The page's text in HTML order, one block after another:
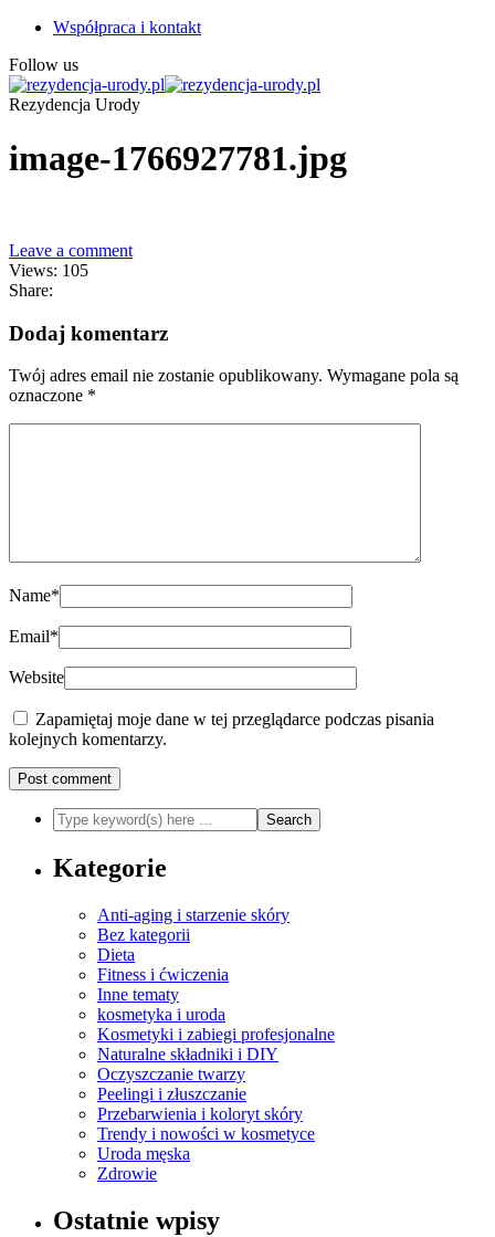
Współpraca i kontakt
Follow us
Rezydencja Urody
image-1766927781.jpg
Leave a comment
Views: 105
Share:
Dodaj komentarz
Twój adres email nie zostanie opublikowany. Wymagane pola są
oznaczone *
Name*
Email*
Website
Zapamiętaj moje dane w tej przeglądarce podczas pisania
kolejnych komentarzy.
Kategorie
Anti-aging i starzenie skóry
Bez kategorii
Dieta
Fitness i ćwiczenia
Inne tematy
kosmetyka i uroda
Kosmetyki i zabiegi profesjonalne
Naturalne składniki i DIY
Oczyszczanie twarzy
Peelingi i złuszczanie
Przebarwienia i koloryt skóry
Trendy i nowości w kosmetyce
Uroda męska
Zdrowie
Ostatnie wpisy